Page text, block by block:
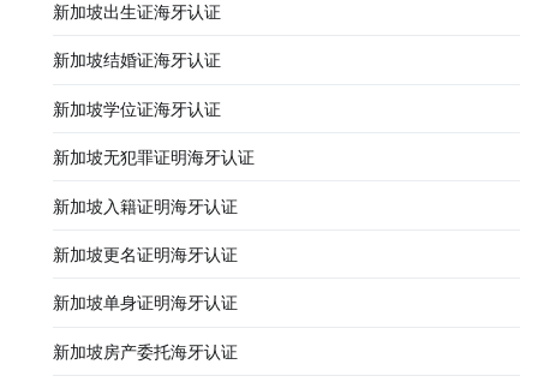
新加坡出生证海牙认证
新加坡结婚证海牙认证
新加坡学位证海牙认证
新加坡无犯罪证明海牙认证
新加坡入籍证明海牙认证
新加坡更名证明海牙认证
新加坡单身证明海牙认证
新加坡房产委托海牙认证